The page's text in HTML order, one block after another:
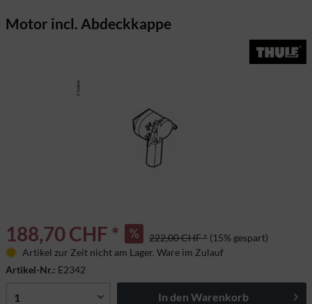
Motor incl. Abdeckkappe
188,70 CHF * 222,00 CHF * (15% gespart)
Artikel zur Zeit nicht am Lager. Ware im Zulauf
Artikel-Nr.: E2342
In den Warenkorb